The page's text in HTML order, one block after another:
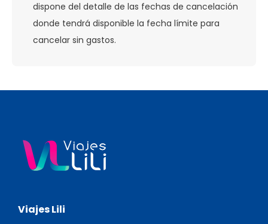
dispone del detalle de las fechas de cancelación
donde tendrá disponible la fecha límite para
cancelar sin gastos.
Viajes Lili